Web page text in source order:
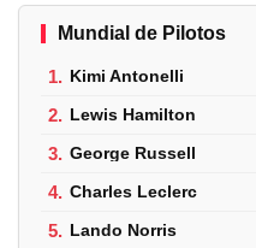
Mundial de Pilotos
1. Kimi Antonelli
2. Lewis Hamilton
3. George Russell
4. Charles Leclerc
5. Lando Norris